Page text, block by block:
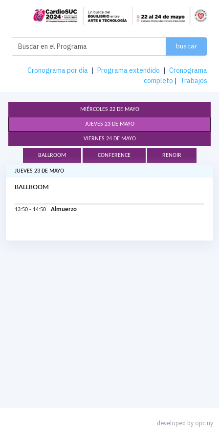
buscar
Cronograma por día | Programa extendido | Cronograma
completo | Trabajos
MIÉRCOLES 22 DE MAYO
JUEVES 23 DE MAYO
VIERNES 24 DE MAYO
BALLROOM CONFERENCE RENOIR
JUEVES 23 DE MAYO
BALLROOM
13:50 - 14:50 Almuerzo
developed by opc.uy